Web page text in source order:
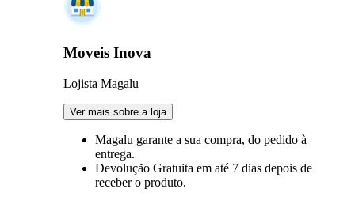
Moveis Inova
Lojista Magalu
Ver mais sobre a loja
Magalu garante a sua compra, do pedido à
entrega.
Devolução Gratuita em até 7 dias depois de
receber o produto.